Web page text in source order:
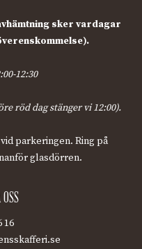
sker vardagar
12:30
röd dag stänger vi 12:00).
parkeringen. Ring på
glasdörren.
16